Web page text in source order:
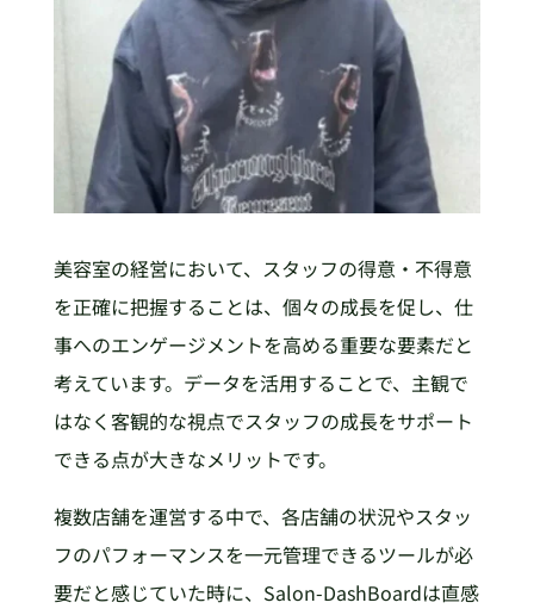
美容室の経営において、スタッフの得意・不得意
を正確に把握することは、個々の成長を促し、仕
事へのエンゲージメントを高める重要な要素だと
考えています。データを活用することで、主観で
はなく客観的な視点でスタッフの成長をサポート
できる点が大きなメリットです。
複数店舗を運営する中で、各店舗の状況やスタッ
フのパフォーマンスを一元管理できるツールが必
要だと感じていた時に、Salon-DashBoardは直感